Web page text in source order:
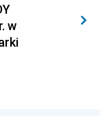
2009
2006
w